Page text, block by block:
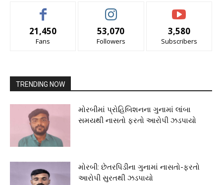
21,450
Fans
53,070
Followers
3,580
Subscribers
TRENDING NOW
મોરબીમાં પ્રોહિબિશનના ગુનામાં લાંબા
સમયથી નાસતો ફરતો આરોપી ઝડપાયો
મોરબી: છેતરપિંડીના ગુનામાં નાસતો-ફરતો
આરોપી સુરતથી ઝડપાયો